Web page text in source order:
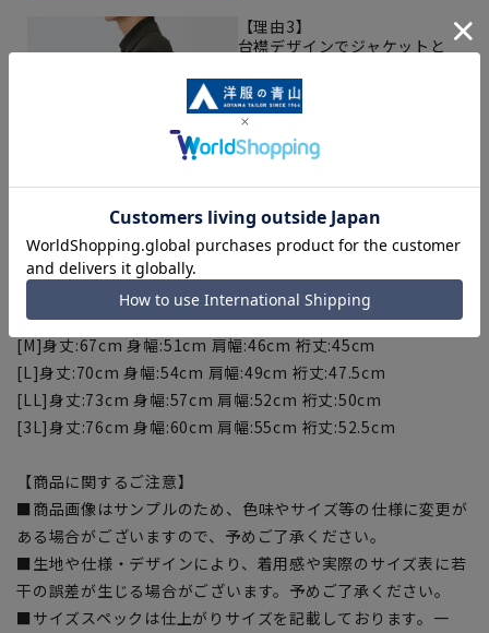
【理由3】
台襟デザインでジャケットと
想定したもたつかないサイズ
感
【サイズスペック】
[S]身丈:64cm 身幅:48cm 肩幅:43cm 裄丈:42.5cm
[M]身丈:67cm 身幅:51cm 肩幅:46cm 裄丈:45cm
[L]身丈:70cm 身幅:54cm 肩幅:49cm 裄丈:47.5cm
[LL]身丈:73cm 身幅:57cm 肩幅:52cm 裄丈:50cm
[3L]身丈:76cm 身幅:60cm 肩幅:55cm 裄丈:52.5cm
【商品に関するご注意】
■商品画像はサンプルのため、色味やサイズ等の仕様に変更が
ある場合がございますので、予めご了承ください。
■生地や仕様・デザインにより、着用感や実際のサイズ表に若
干の誤差が生じる場合がございます。予めご了承ください。
■サイズスペックは仕上がりサイズを記載しております。一